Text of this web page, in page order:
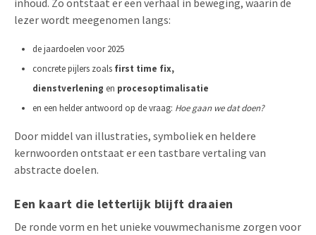
inhoud. Zo ontstaat er een verhaal in beweging, waarin de
lezer wordt meegenomen langs:
de jaardoelen voor 2025
concrete pijlers zoals first time fix,
dienstverlening en procesoptimalisatie
en een helder antwoord op de vraag: Hoe gaan we dat doen?
Door middel van illustraties, symboliek en heldere
kernwoorden ontstaat er een tastbare vertaling van
abstracte doelen.
Een kaart die letterlijk blijft draaien
De ronde vorm en het unieke vouwmechanisme zorgen voor